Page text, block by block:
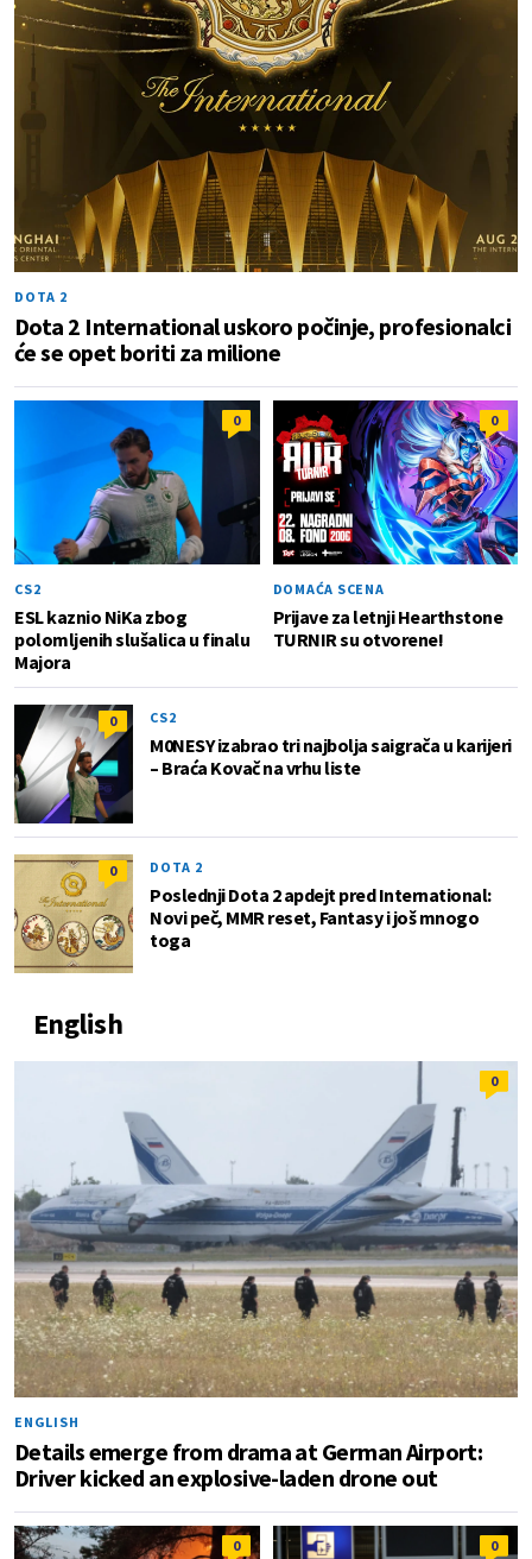
DOTA 2
Dota 2 International uskoro počinje, profesionalci
će se opet boriti za milione
0
CS2
ESL kaznio NiKa zbog
polomljenih slušalica u finalu
Majora
0
DOMAĆA SCENA
Prijave za letnji Hearthstone
TURNIR su otvorene!
0 CS2
M0NESY izabrao tri najbolja saigrača u karijeri
– Braća Kovač na vrhu liste
0 DOTA 2
Poslednji Dota 2 apdejt pred International:
Novi peč, MMR reset, Fantasy i još mnogo
toga
English
0
ENGLISH
Details emerge from drama at German Airport:
Driver kicked an explosive-laden drone out
0 0